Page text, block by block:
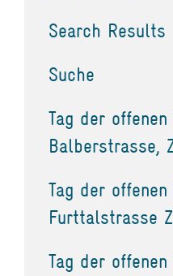
Search Results
Suche
Tag der
Balberstrasse,
Tag der
Furttalstrasse
Tag der